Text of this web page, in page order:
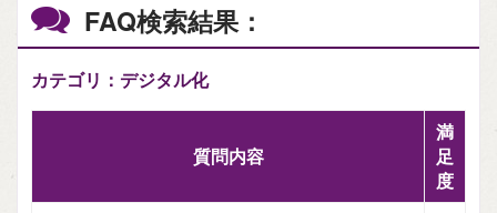
FAQ検索結果：
カテゴリ：デジタル化
質問内容
満
足
度